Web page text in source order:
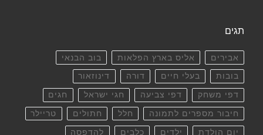
תגים
אבירים אליס בארץ הפלאות בוב הבנאי
בובות בעלי חיים דורה דינוזאור
דפי משחק דפי צביעה חגי ישראל חגים
חיבור מספרים לתמונה חלל חתולים טריילר
יום הולדת ילדים כלבים להדפסה